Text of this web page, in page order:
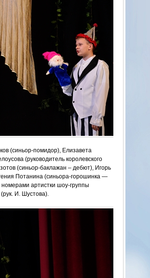
(синьор-помидор), Елизавета
(руководитель королевского
(синьор-баклажан – дебют), Игорь
Потанина (синьора-горошинка —
артистки шоу-группы
И. Шустова).